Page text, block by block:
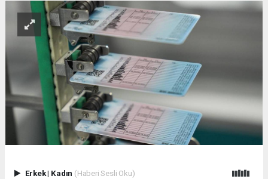
Erkek| Kadın (Haberi Sesli Oku)